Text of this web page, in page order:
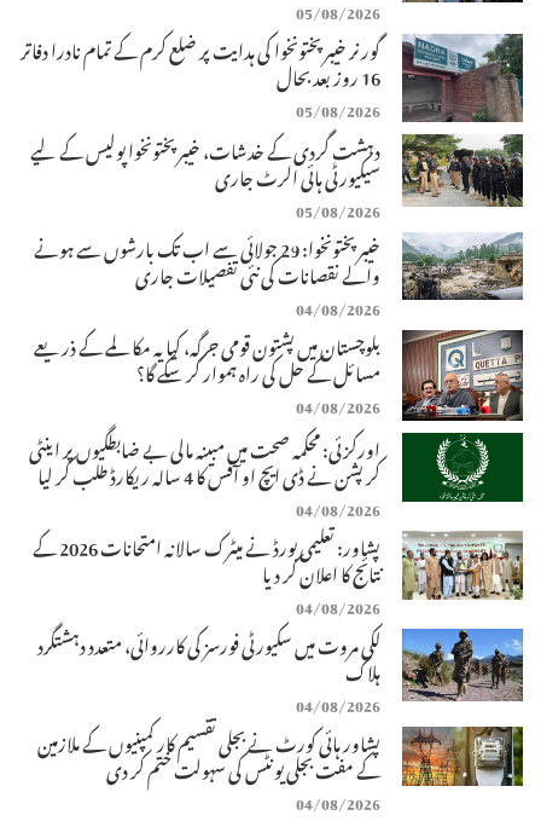
05/08/2026
گورنر خیبرپختونخوا کی ہدایت پر ضلع کرم کے تمام نادرا دفاتر
16 روز بعد بحال
05/08/2026
دہشت گردی کے خدشات، خیبرپختونخوا پولیس کے لیے
سیکیورٹی ہائی الرٹ جاری
05/08/2026
خیبرپختونخوا: 29 جولائی سے اب تک بارشوں سے ہونے
والے نقصانات کی نئی تفصیلات جاری
04/08/2026
بلوچستان میں پشتون قومی جرگہ، کیا یہ مکالمے کے ذریعے
مسائل کے حل کی راہ ہموار کر سکے گا؟
04/08/2026
اورکزئی: محکمہ صحت میں مبینہ مالی بے ضابطگیوں پر اینٹی
کرپشن نے ڈی ایچ او آفس کا 4 سالہ ریکارڈ طلب کر لیا
04/08/2026
پشاور: تعلیمی بورڈ نے میٹرک سالانہ امتحانات 2026 کے
نتائج کا اعلان کر دیا
04/08/2026
لکی مروت میں سکیورٹی فورسز کی کارروائی، متعدد دہشتگرد
ہلاک
04/08/2026
پشاور ہائی کورٹ نے بجلی تقسیم کار کمپنیوں کے ملازمین
کے مفت بجلی یونٹس کی سہولت ختم کر دی
04/08/2026